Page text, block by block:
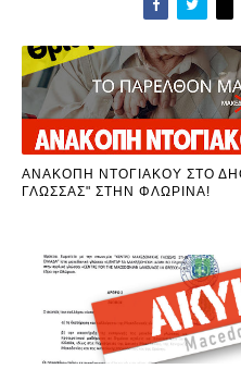
ΑΝΑΚΟΠΗ ΝΤΟΓΙΑΚΟΥ ΣΤΟ
ΓΛΩΣΣΑΣ" ΣΤΗΝ ΦΛΩΡΙΝΑ!